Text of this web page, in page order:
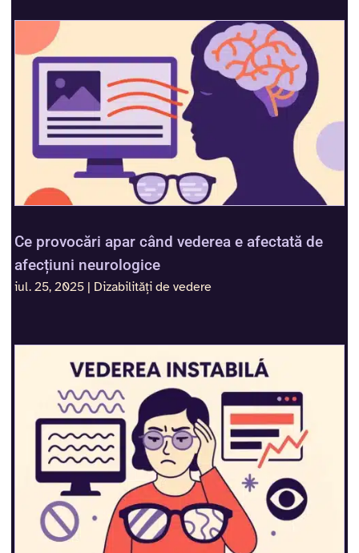
Ce provocări apar când vederea e afectată de
afecțiuni neurologice
iul. 25, 2025 | Dizabilități de vedere